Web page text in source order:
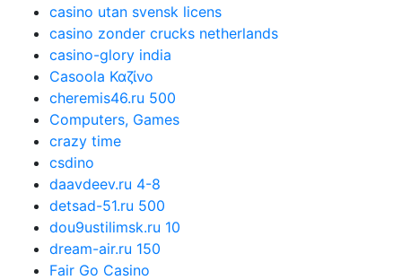
casino utan svensk licens
casino zonder crucks netherlands
casino-glory india
Casoola Καζίνο
cheremis46.ru 500
Computers, Games
crazy time
csdino
daavdeev.ru 4-8
detsad-51.ru 500
dou9ustilimsk.ru 10
dream-air.ru 150
Fair Go Casino